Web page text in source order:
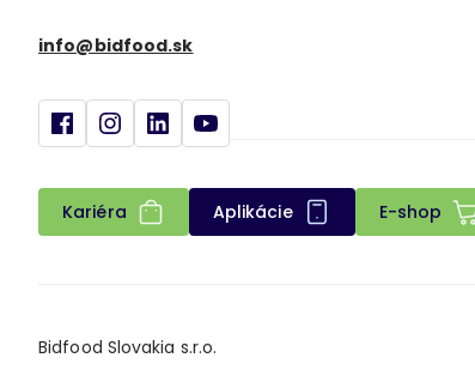
info@bidfood.sk
Kariéra Aplikácie E-shop
Bidfood Slovakia s.r.o.